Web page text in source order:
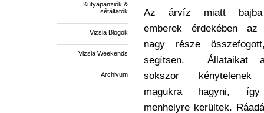
Kutyapanziók &
sétáltatók
Vizsla Blogok
Vizsla Weekends
Archivum
Az árvíz miatt
emberek érdekében az
nagy része
segítsen. Állataikat
sokszor kénytelenek
magukra hagyni,
menhelyre kerültek.